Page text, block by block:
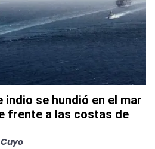
indio se hundió en el mar
frente a las costas de